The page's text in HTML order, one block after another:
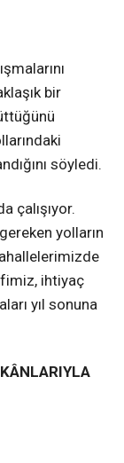
bir
söyledi.
çalışıyor.
yolların
ihtiyaç
yıl sonuna